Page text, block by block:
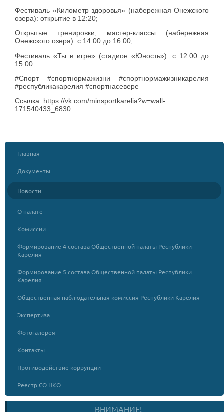
Фестиваль «Километр здоровья» (набережная Онежского
озера): открытие в 12:20;
Открытые тренировки, мастер-классы (набережная
Онежского озера): с 14.00 до 16.00;
Фестиваль «Ты в игре» (стадион «Юность»): с 12:00 до
15:00.
#Спорт #спортнормажизни #спортнормажизникарелия
#республикакарелия #спортнасевере
Ссылка: https://vk.com/minsportkarelia?w=wall-
171540433_6830
Главная
Документы
Новости
О палате
Комиссии
Формирование 4 состава Общественной палаты Республики
Карелия
Формирование 5 состава Общественной палаты Республики
Карелия
Общественная наблюдательная комиссия Республики Карелия
Экспертиза
Фотогалерея
Контакты
Противодействие коррупции
Реестр СО НКО
ВНИМАНИЕ!